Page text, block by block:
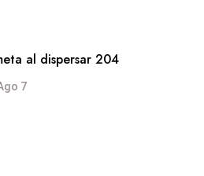
al dispersar 204
7